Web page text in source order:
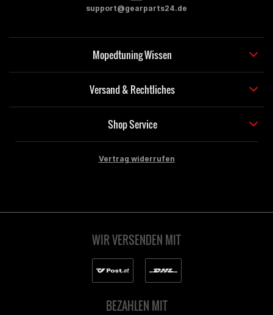
support@gearparts24.de
Mopedtuning Wissen
Versand & Rechtliches
Shop Service
Vertrag widerrufen
WIR VERSENDEN MIT
BEZAHLEN MIT